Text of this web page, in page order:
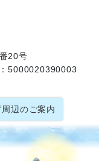
20号
5000020390003
周辺のご案内